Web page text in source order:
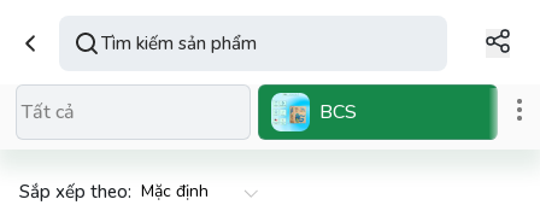
Tất cả BCS
Sắp xếp theo: